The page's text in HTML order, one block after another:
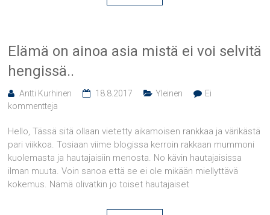
Elämä on ainoa asia mistä ei voi selvitä
hengissä..
Antti Kurhinen 18.8.2017 Yleinen
Ei
kommentteja
Hello, Tässä sitä ollaan vietetty aikamoisen rankkaa ja värikästä
pari viikkoa. Tosiaan viime blogissa kerroin rakkaan mummoni
kuolemasta ja hautajaisiin menosta. No kävin hautajaisissa
ilman muuta. Voin sanoa että se ei ole mikään miellyttävä
kokemus. Nämä olivatkin jo toiset hautajaiset